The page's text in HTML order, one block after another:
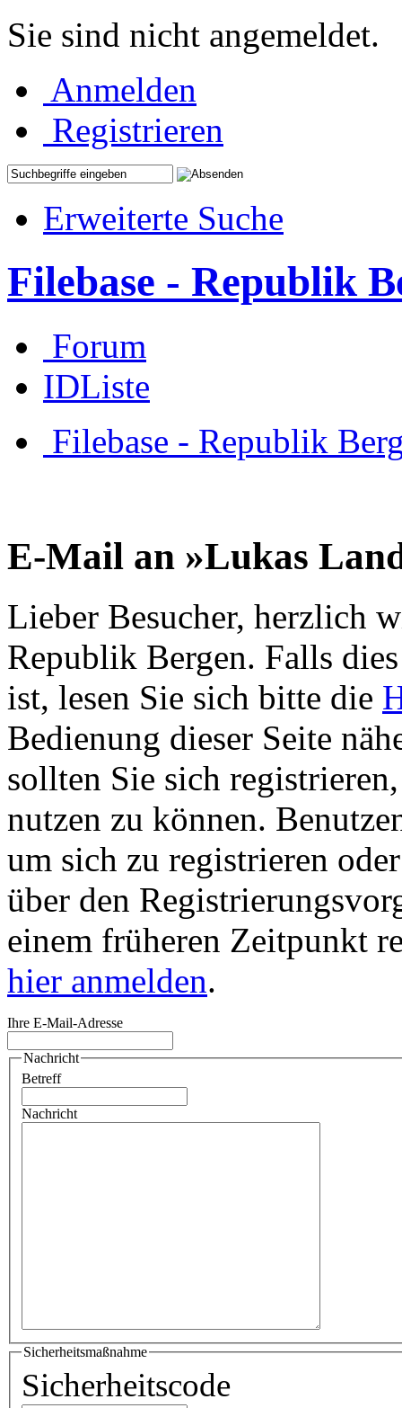
Sie sind nicht angemeldet.
Anmelden
Registrieren
Erweiterte Suche
Filebase - Republik
Forum
IDListe
Filebase - Republik
E-Mail an »Lukas
Lieber Besucher, herzlich
Republik Bergen. Falls
ist, lesen Sie sich bitte die
Bedienung dieser Seite
sollten Sie sich
nutzen zu können.
um sich zu registrieren
über den
einem früheren Zeitpunkt
hier anmelden.
Ihre E-Mail-Adresse
Nachricht
Betreff
Nachricht
Sicherheitsmaßnahme
Sicherheitscode